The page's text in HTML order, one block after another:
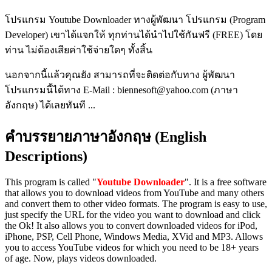
โปรแกรม Youtube Downloader ทางผู้พัฒนา โปรแกรม (Program
Developer) เขาได้แจกให้ ทุกท่านได้นำไปใช้กันฟรี (FREE) โดย
ท่าน ไม่ต้องเสียค่าใช้จ่ายใดๆ ทั้งสิ้น
นอกจากนี้แล้วคุณยัง สามารถที่จะติดต่อกับทาง ผู้พัฒนา
โปรแกรมนี้ได้ทาง E-Mail : biennesoft@yahoo.com (ภาษา
อังกฤษ) ได้เลยทันที ...
คำบรรยายภาษาอังกฤษ (English
Descriptions)
This program is called "Youtube Downloader". It is a free software
that allows you to download videos from YouTube and many others
and convert them to other video formats. The program is easy to use,
just specify the URL for the video you want to download and click
the Ok! It also allows you to convert downloaded videos for iPod,
iPhone, PSP, Cell Phone, Windows Media, XVid and MP3. Allows
you to access YouTube videos for which you need to be 18+ years
of age. Now, plays videos downloaded.